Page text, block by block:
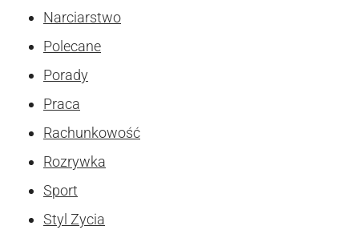
Narciarstwo
Polecane
Porady
Praca
Rachunkowość
Rozrywka
Sport
Styl Zycia